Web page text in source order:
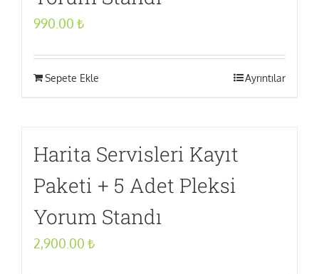
990.00 ₺
Sepete Ekle Ayrıntılar
Harita Servisleri Kayıt
Paketi + 5 Adet Pleksi
Yorum Standı
2,900.00 ₺